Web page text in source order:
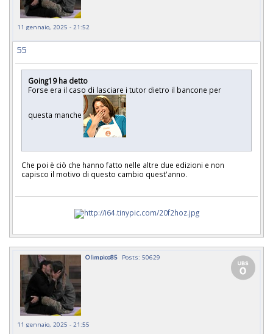
11 gennaio, 2025 - 21:52
55
Going19 ha detto
Forse era il caso di lasciare i tutor dietro il bancone per
questa manche
Che poi è ciò che hanno fatto nelle altre due edizioni e non
capisco il motivo di questo cambio quest'anno.
Olimpico85 Posts: 50629
11 gennaio, 2025 - 21:55